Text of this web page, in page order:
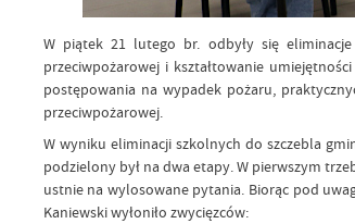
W piątek 21 lutego br. odbyły się
przeciwpożarowej i kształtowanie
postępowania na wypadek pożaru,
przeciwpożarowej.
W wyniku eliminacji szkolnych do szczebla
podzielony był na dwa etapy. W pierwszym
ustnie na wylosowane pytania. Biorąc pod
Kaniewski wyłoniło zwycięzców: